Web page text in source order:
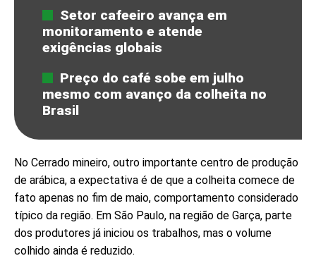
Setor cafeeiro avança em
monitoramento e atende
exigências globais
Preço do café sobe em julho
mesmo com avanço da colheita no
Brasil
No Cerrado mineiro, outro importante centro de produção
de arábica, a expectativa é de que a colheita comece de
fato apenas no fim de maio, comportamento considerado
típico da região. Em São Paulo, na região de Garça, parte
dos produtores já iniciou os trabalhos, mas o volume
colhido ainda é reduzido.